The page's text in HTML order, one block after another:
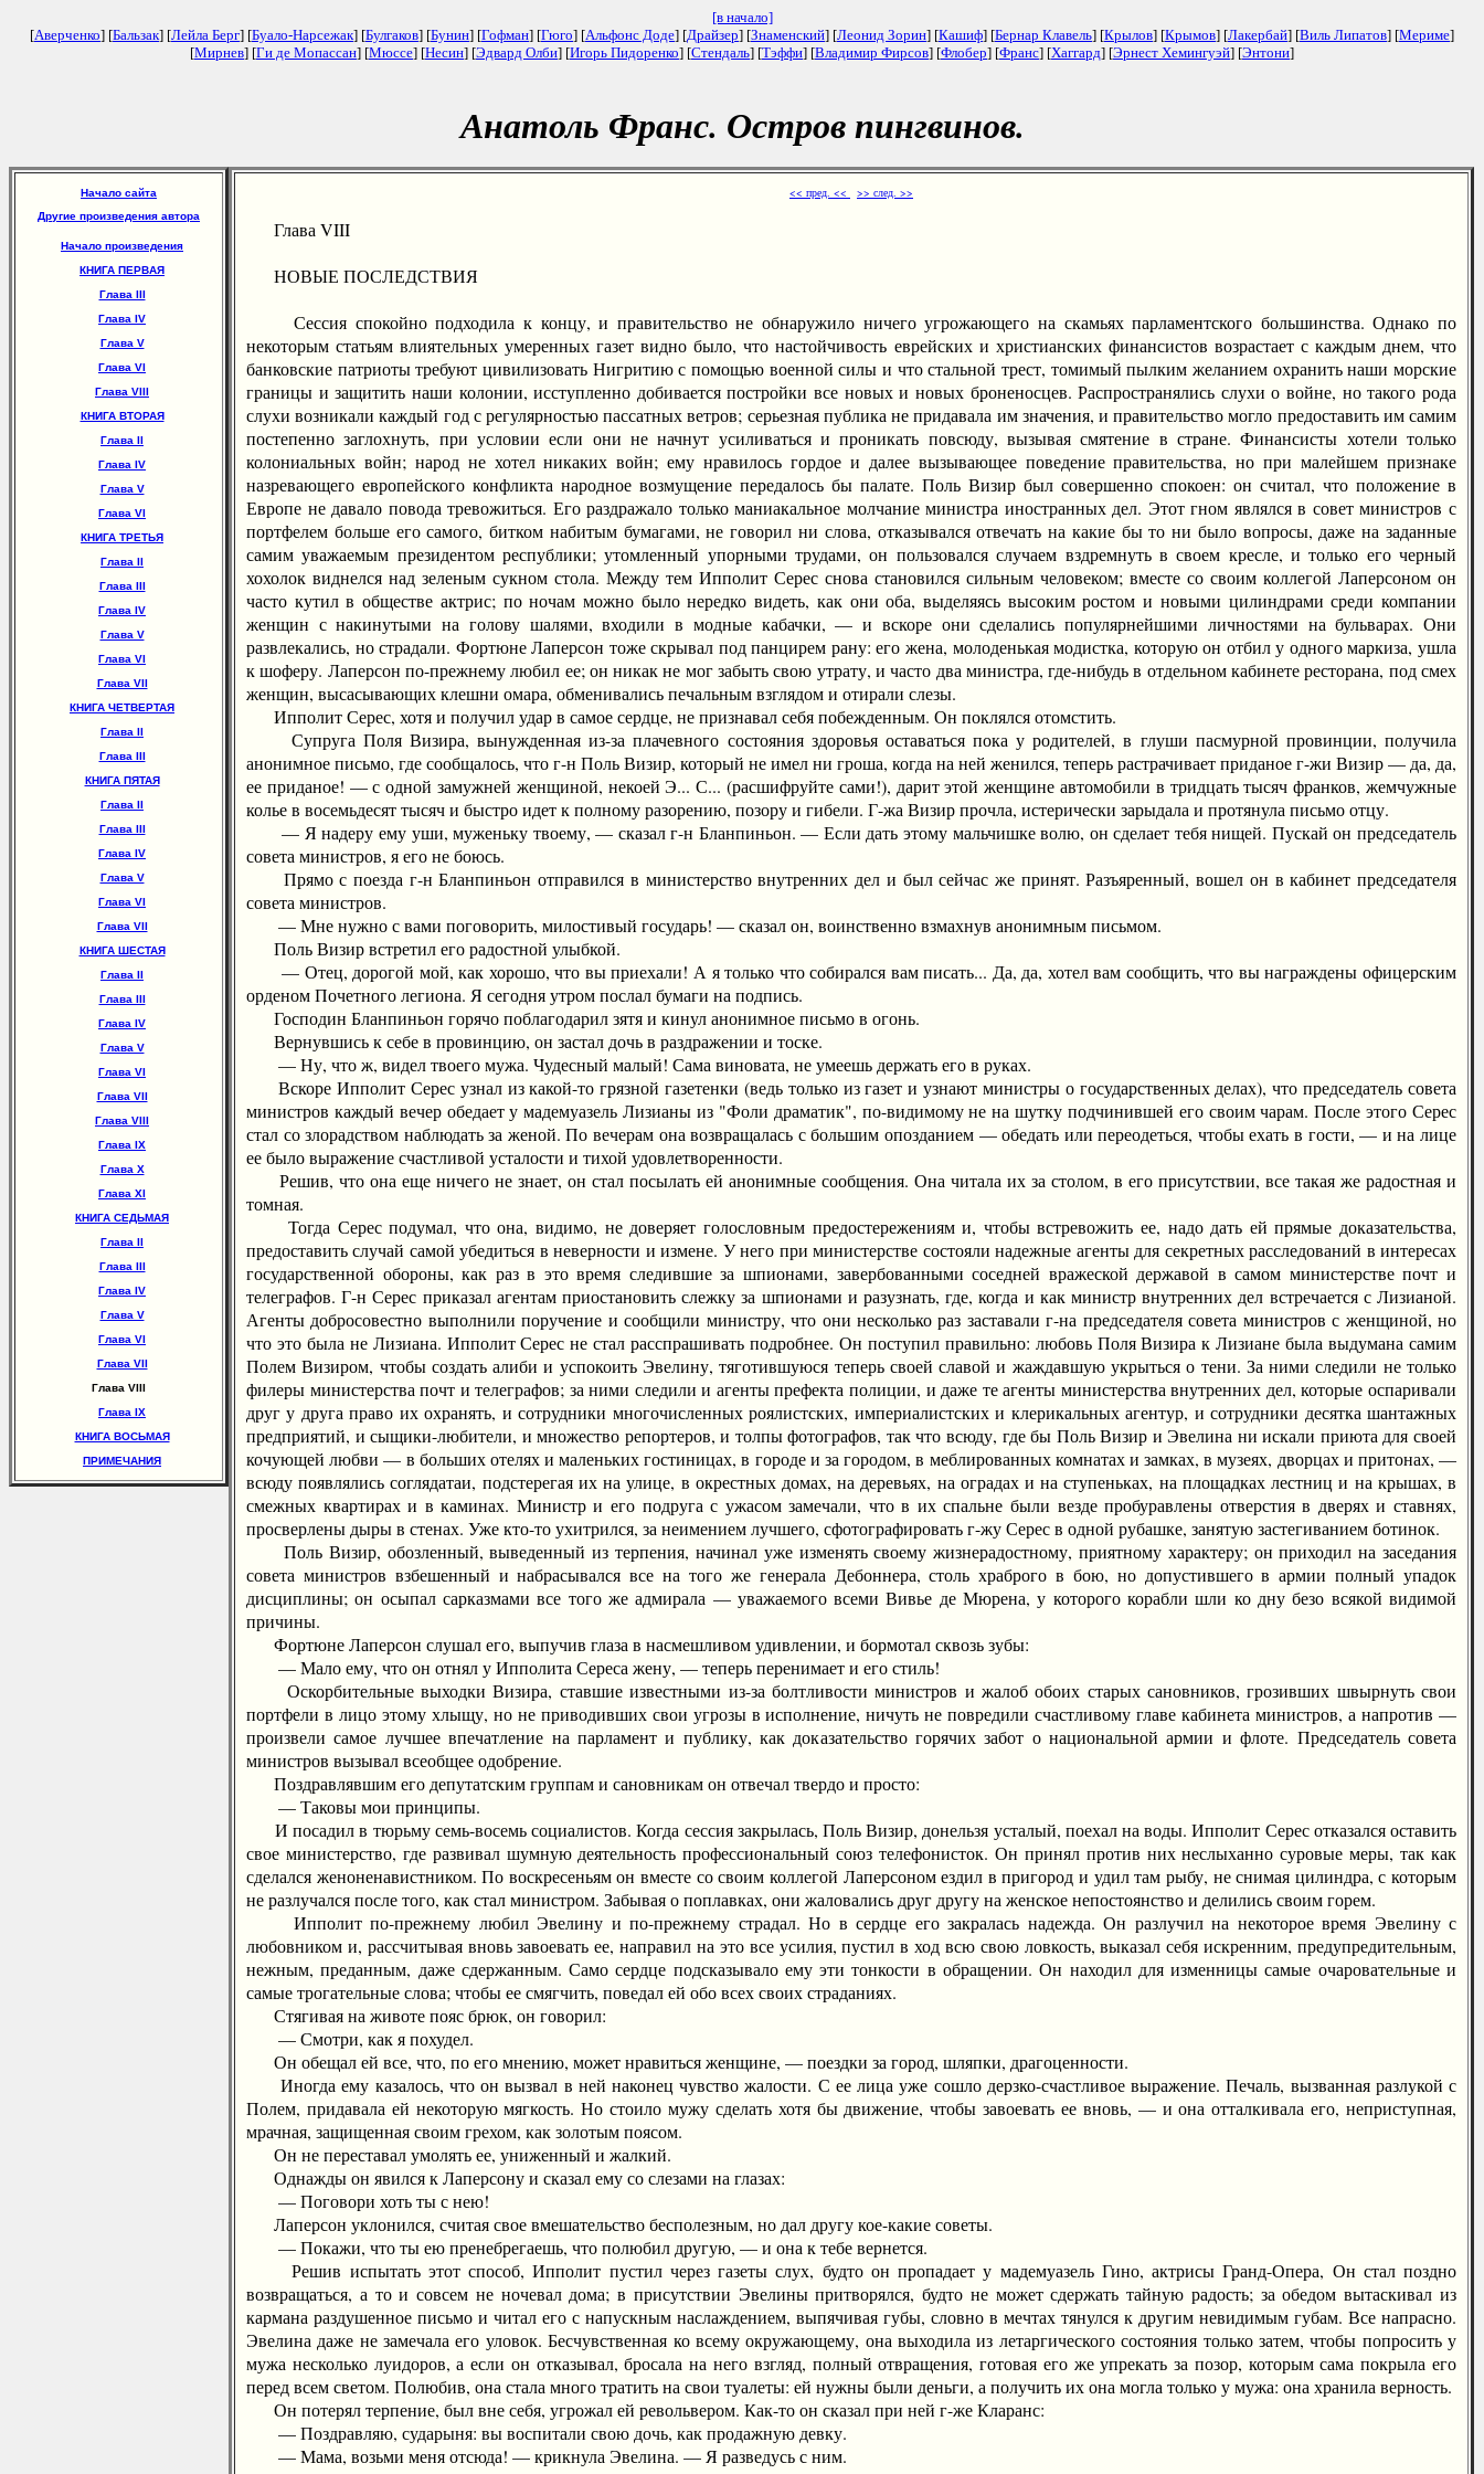
[в начало]
[Аверченко] [Бальзак] [Лейла Берг] [Буало-Нарсежак] [Булгаков] [Бунин] [Гофман] [Гюго] [Альфонс Доде] [Драйзер] [Знаменский] [Леонид Зорин] [Кашиф] [Бернар Клавель] [Крылов] [Крымов] [Лакербай] [Виль Липатов] [Мериме]
[Мирнев] [Ги де Мопассан] [Мюссе] [Несин] [Эдвард Олби] [Игорь Пидоренко] [Стендаль] [Тэффи] [Владимир Фирсов] [Флобер] [Франс] [Хаггард] [Эрнест Хемингуэй] [Энтони]
Анатоль Франс. Остров пингвинов.
Начало сайта
Другие произведения автора
Начало произведения
КНИГА ПЕРВАЯ
Глава III
Глава IV
Глава V
Глава VI
Глава VIII
КНИГА ВТОРАЯ
Глава II
Глава IV
Глава V
Глава VI
КНИГА ТРЕТЬЯ
Глава II
Глава III
Глава IV
Глава V
Глава VI
Глава VII
КНИГА ЧЕТВЕРТАЯ
Глава II
Глава III
КНИГА ПЯТАЯ
Глава II
Глава III
Глава IV
Глава V
Глава VI
Глава VII
КНИГА ШЕСТАЯ
Глава II
Глава III
Глава IV
Глава V
Глава VI
Глава VII
Глава VIII
Глава IX
Глава X
Глава XI
КНИГА СЕДЬМАЯ
Глава II
Глава III
Глава IV
Глава V
Глава VI
Глава VII
Глава VIII
Глава IX
КНИГА ВОСЬМАЯ
ПРИМЕЧАНИЯ
<< пред. << >> след. >>
Глава VIII
НОВЫЕ ПОСЛЕДСТВИЯ
Сессия спокойно подходила к концу, и правительство не обнаружило ничего угрожающего на скамьях парламентского большинства. Однако по
некоторым статьям влиятельных умеренных газет видно было, что настойчивость еврейских и христианских финансистов возрастает с каждым днем, что
банковские патриоты требуют цивилизовать Нигритию с помощью военной силы и что стальной трест, томимый пылким желанием охранить наши морские
границы и защитить наши колонии, исступленно добивается постройки все новых и новых броненосцев. Распространялись слухи о войне, но такого рода
слухи возникали каждый год с регулярностью пассатных ветров; серьезная публика не придавала им значения, и правительство могло предоставить им самим
постепенно заглохнуть, при условии если они не начнут усиливаться и проникать повсюду, вызывая смятение в стране. Финансисты хотели только
колониальных войн; народ не хотел никаких войн; ему нравилось гордое и далее вызывающее поведение правительства, но при малейшем признаке
назревающего европейского конфликта народное возмущение передалось бы палате. Поль Визир был совершенно спокоен: он считал, что положение в
Европе не давало повода тревожиться. Его раздражало только маниакальное молчание министра иностранных дел. Этот гном являлся в совет министров с
портфелем больше его самого, битком набитым бумагами, не говорил ни слова, отказывался отвечать на какие бы то ни было вопросы, даже на заданные
самим уважаемым президентом республики; утомленный упорными трудами, он пользовался случаем вздремнуть в своем кресле, и только его черный
хохолок виднелся над зеленым сукном стола. Между тем Ипполит Серес снова становился сильным человеком; вместе со своим коллегой Лаперсоном он
часто кутил в обществе актрис; по ночам можно было нередко видеть, как они оба, выделяясь высоким ростом и новыми цилиндрами среди компании
женщин с накинутыми на голову шалями, входили в модные кабачки, — и вскоре они сделались популярнейшими личностями на бульварах. Они
развлекались, но страдали. Фортюне Лаперсон тоже скрывал под панцирем рану: его жена, молоденькая модистка, которую он отбил у одного маркиза, ушла
к шоферу. Лаперсон по-прежнему любил ее; он никак не мог забыть свою утрату, и часто два министра, где-нибудь в отдельном кабинете ресторана, под смех
женщин, высасывающих клешни омара, обменивались печальным взглядом и отирали слезы.
Ипполит Серес, хотя и получил удар в самое сердце, не признавал себя побежденным. Он поклялся отомстить.
Супруга Поля Визира, вынужденная из-за плачевного состояния здоровья оставаться пока у родителей, в глуши пасмурной провинции, получила
анонимное письмо, где сообщалось, что г-н Поль Визир, который не имел ни гроша, когда на ней женился, теперь растрачивает приданое г-жи Визир — да, да,
ее приданое! — с одной замужней женщиной, некоей Э... С... (расшифруйте сами!), дарит этой женщине автомобили в тридцать тысяч франков, жемчужные
колье в восемьдесят тысяч и быстро идет к полному разорению, позору и гибели. Г-жа Визир прочла, истерически зарыдала и протянула письмо отцу.
— Я надеру ему уши, муженьку твоему, — сказал г-н Бланпиньон. — Если дать этому мальчишке волю, он сделает тебя нищей. Пускай он председатель
совета министров, я его не боюсь.
Прямо с поезда г-н Бланпиньон отправился в министерство внутренних дел и был сейчас же принят. Разъяренный, вошел он в кабинет председателя
совета министров.
— Мне нужно с вами поговорить, милостивый государь! — сказал он, воинственно взмахнув анонимным письмом.
Поль Визир встретил его радостной улыбкой.
— Отец, дорогой мой, как хорошо, что вы приехали! А я только что собирался вам писать... Да, да, хотел вам сообщить, что вы награждены офицерским
орденом Почетного легиона. Я сегодня утром послал бумаги на подпись.
Господин Бланпиньон горячо поблагодарил зятя и кинул анонимное письмо в огонь.
Вернувшись к себе в провинцию, он застал дочь в раздражении и тоске.
— Ну, что ж, видел твоего мужа. Чудесный малый! Сама виновата, не умеешь держать его в руках.
Вскоре Ипполит Серес узнал из какой-то грязной газетенки (ведь только из газет и узнают министры о государственных делах), что председатель совета
министров каждый вечер обедает у мадемуазель Лизианы из "Фоли драматик", по-видимому не на шутку подчинившей его своим чарам. После этого Серес
стал со злорадством наблюдать за женой. По вечерам она возвращалась с большим опозданием — обедать или переодеться, чтобы ехать в гости, — и на лице
ее было выражение счастливой усталости и тихой удовлетворенности.
Решив, что она еще ничего не знает, он стал посылать ей анонимные сообщения. Она читала их за столом, в его присутствии, все такая же радостная и
томная.
Тогда Серес подумал, что она, видимо, не доверяет голословным предостережениям и, чтобы встревожить ее, надо дать ей прямые доказательства,
предоставить случай самой убедиться в неверности и измене. У него при министерстве состояли надежные агенты для секретных расследований в интересах
государственной обороны, как раз в это время следившие за шпионами, завербованными соседней вражеской державой в самом министерстве почт и
телеграфов. Г-н Серес приказал агентам приостановить слежку за шпионами и разузнать, где, когда и как министр внутренних дел встречается с Лизианой.
Агенты добросовестно выполнили поручение и сообщили министру, что они несколько раз заставали г-на председателя совета министров с женщиной, но
что это была не Лизиана. Ипполит Серес не стал расспрашивать подробнее. Он поступил правильно: любовь Поля Визира к Лизиане была выдумана самим
Полем Визиром, чтобы создать алиби и успокоить Эвелину, тяготившуюся теперь своей славой и жаждавшую укрыться о тени. За ними следили не только
филеры министерства почт и телеграфов; за ними следили и агенты префекта полиции, и даже те агенты министерства внутренних дел, которые оспаривали
друг у друга право их охранять, и сотрудники многочисленных роялистских, империалистских и клерикальных агентур, и сотрудники десятка шантажных
предприятий, и сыщики-любители, и множество репортеров, и толпы фотографов, так что всюду, где бы Поль Визир и Эвелина ни искали приюта для своей
кочующей любви — в больших отелях и маленьких гостиницах, в городе и за городом, в меблированных комнатах и замках, в музеях, дворцах и притонах, —
всюду появлялись соглядатаи, подстерегая их на улице, в окрестных домах, на деревьях, на оградах и на ступеньках, на площадках лестниц и на крышах, в
смежных квартирах и в каминах. Министр и его подруга с ужасом замечали, что в их спальне были везде пробуравлены отверстия в дверях и ставнях,
просверлены дыры в стенах. Уже кто-то ухитрился, за неимением лучшего, сфотографировать г-жу Серес в одной рубашке, занятую застегиванием ботинок.
Поль Визир, обозленный, выведенный из терпения, начинал уже изменять своему жизнерадостному, приятному характеру; он приходил на заседания
совета министров взбешенный и набрасывался все на того же генерала Дебоннера, столь храброго в бою, но допустившего в армии полный упадок
дисциплины; он осыпал сарказмами все того же адмирала — уважаемого всеми Вивье де Мюрена, у которого корабли шли ко дну безо всякой видимой
причины.
Фортюне Лаперсон слушал его, выпучив глаза в насмешливом удивлении, и бормотал сквозь зубы:
— Мало ему, что он отнял у Ипполита Сереса жену, — теперь перенимает и его стиль!
Оскорбительные выходки Визира, ставшие известными из-за болтливости министров и жалоб обоих старых сановников, грозивших швырнуть свои
портфели в лицо этому хлыщу, но не приводивших свои угрозы в исполнение, ничуть не повредили счастливому главе кабинета министров, а напротив —
произвели самое лучшее впечатление на парламент и публику, как доказательство горячих забот о национальной армии и флоте. Председатель совета
министров вызывал всеобщее одобрение.
Поздравлявшим его депутатским группам и сановникам он отвечал твердо и просто:
— Таковы мои принципы.
И посадил в тюрьму семь-восемь социалистов. Когда сессия закрылась, Поль Визир, донельзя усталый, поехал на воды. Ипполит Серес отказался оставить
свое министерство, где развивал шумную деятельность профессиональный союз телефонисток. Он принял против них неслыханно суровые меры, так как
сделался женоненавистником. По воскресеньям он вместе со своим коллегой Лаперсоном ездил в пригород и удил там рыбу, не снимая цилиндра, с которым
не разлучался после того, как стал министром. Забывая о поплавках, они жаловались друг другу на женское непостоянство и делились своим горем.
Ипполит по-прежнему любил Эвелину и по-прежнему страдал. Но в сердце его закралась надежда. Он разлучил на некоторое время Эвелину с
любовником и, рассчитывая вновь завоевать ее, направил на это все усилия, пустил в ход всю свою ловкость, выказал себя искренним, предупредительным,
нежным, преданным, даже сдержанным. Само сердце подсказывало ему эти тонкости в обращении. Он находил для изменницы самые очаровательные и
самые трогательные слова; чтобы ее смягчить, поведал ей обо всех своих страданиях.
Стягивая на животе пояс брюк, он говорил:
— Смотри, как я похудел.
Он обещал ей все, что, по его мнению, может нравиться женщине, — поездки за город, шляпки, драгоценности.
Иногда ему казалось, что он вызвал в ней наконец чувство жалости. С ее лица уже сошло дерзко-счастливое выражение. Печаль, вызванная разлукой с
Полем, придавала ей некоторую мягкость. Но стоило мужу сделать хотя бы движение, чтобы завоевать ее вновь, — и она отталкивала его, неприступная,
мрачная, защищенная своим грехом, как золотым поясом.
Он не переставал умолять ее, униженный и жалкий.
Однажды он явился к Лаперсону и сказал ему со слезами на глазах:
— Поговори хоть ты с нею!
Лаперсон уклонился, считая свое вмешательство бесполезным, но дал другу кое-какие советы.
— Покажи, что ты ею пренебрегаешь, что полюбил другую, — и она к тебе вернется.
Решив испытать этот способ, Ипполит пустил через газеты слух, будто он пропадает у мадемуазель Гино, актрисы Гранд-Опера, Он стал поздно
возвращаться, а то и совсем не ночевал дома; в присутствии Эвелины притворялся, будто не может сдержать тайную радость; за обедом вытаскивал из
кармана раздушенное письмо и читал его с напускным наслаждением, выпячивая губы, словно в мечтах тянулся к другим невидимым губам. Все напрасно.
Эвелина даже не замечала его уловок. Бесчувственная ко всему окружающему, она выходила из летаргического состояния только затем, чтобы попросить у
мужа несколько луидоров, а если он отказывал, бросала на него взгляд, полный отвращения, готовая его же упрекать за позор, которым сама покрыла его
перед всем светом. Полюбив, она стала много тратить на свои туалеты: ей нужны были деньги, а получить их она могла только у мужа: она хранила верность.
Он потерял терпение, был вне себя, угрожал ей револьвером. Как-то он сказал при ней г-же Кларанс:
— Поздравляю, сударыня: вы воспитали свою дочь, как продажную девку.
— Мама, возьми меня отсюда! — крикнула Эвелина. — Я разведусь с ним.